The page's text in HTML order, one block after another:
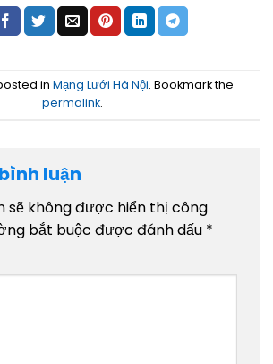
in Mạng Lưới Hà Nội. Bookmark the
permalink.
luận
sẽ không được hiển thị công
bắt buộc được đánh dấu *